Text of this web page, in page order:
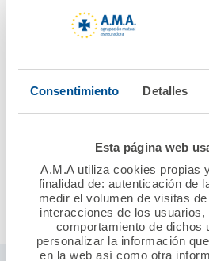
Consentimiento Detalles
Esta página web
A.M.A utiliza cookies propias
finalidad de: autenticación de
medir el volumen de visitas
interacciones de los usuarios,
comportamiento de dichos
personalizar la información
en la web así como otra
José Luis Aznar, director
Comunidad Valenciana.
La póliza permite elegir, a cada
asegurados, el capital que mejor
necesidades concretas de
inhabilitación profesional,
devolución de honorarios y
de “vida digital”.